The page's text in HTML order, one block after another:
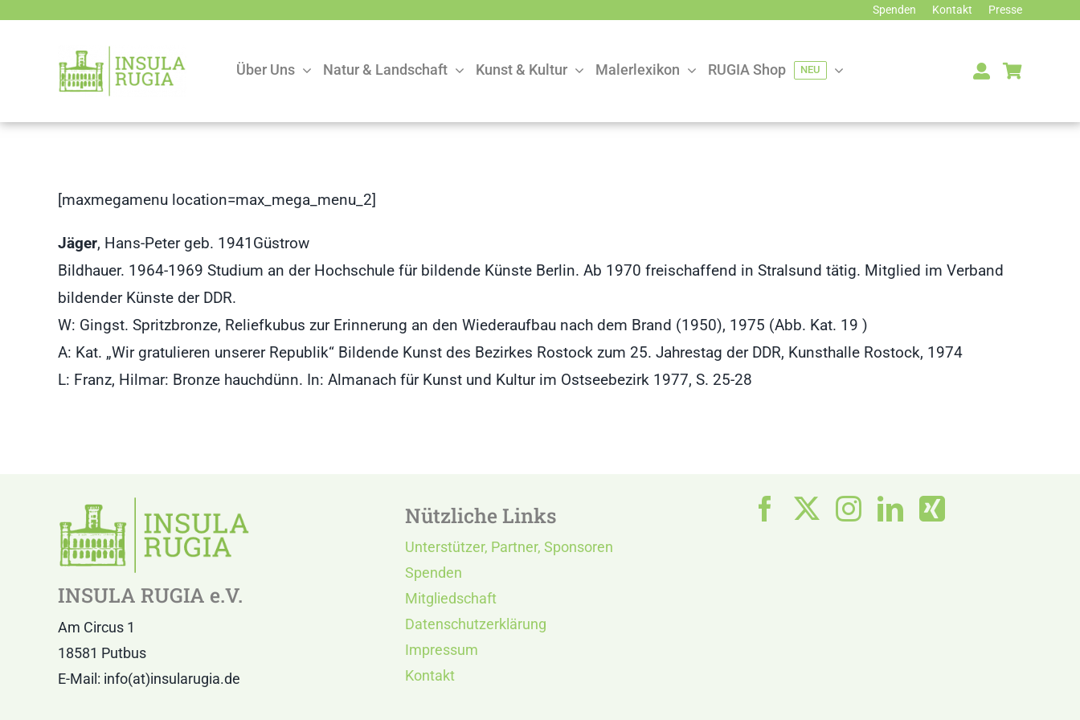
springen
Spenden Kontakt Presse
Über Uns Natur & Landschaft Kunst & Kultur Malerlexikon RUGIA Shop NEU
[maxmegamenu location=max_mega_menu_2]
Jäger, Hans-Peter geb. 1941Güstrow
Bildhauer. 1964-1969 Studium an der Hochschule für bildende Künste Berlin. Ab 1970 freischaffend in Stralsund tätig. Mitglied im Verband
bildender Künste der DDR.
W: Gingst. Spritzbronze, Reliefkubus zur Erinnerung an den Wiederaufbau nach dem Brand (1950), 1975 (Abb. Kat. 19 )
A: Kat. „Wir gratulieren unserer Republik“ Bildende Kunst des Bezirkes Rostock zum 25. Jahrestag der DDR, Kunsthalle Rostock, 1974
L: Franz, Hilmar: Bronze hauchdünn. In: Almanach für Kunst und Kultur im Ostseebezirk 1977, S. 25-28
INSULA RUGIA e.V.
Am Circus 1
18581 Putbus
E-Mail: info(at)insularugia.de
Nützliche Links
Unterstützer, Partner, Sponsoren
Spenden
Mitgliedschaft
Datenschutzerklärung
Impressum
Kontakt